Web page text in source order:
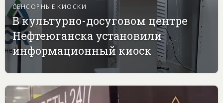
СЕНСОРНЫЕ КИОСКИ
В культурно-досуговом центре
Нефтеюганска установили
информационный киоск